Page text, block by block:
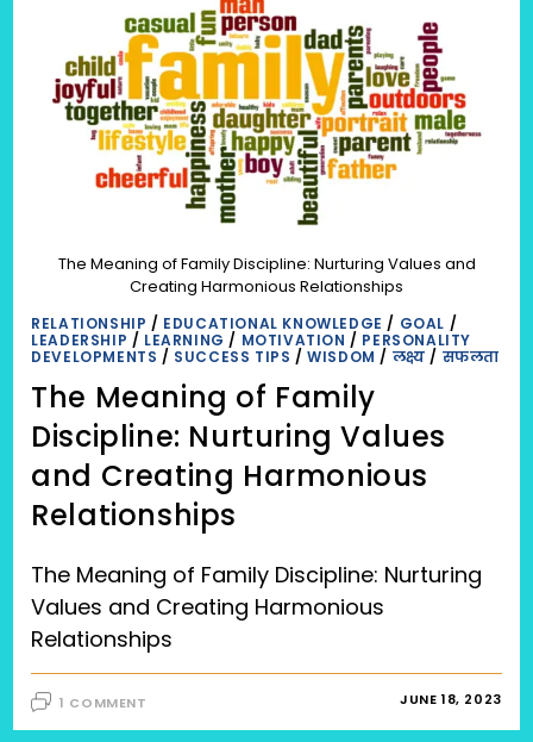
SOCIAL
COHESION
FAQS
The Meaning of Family Discipline: Nurturing Values and
Creating Harmonious Relationships
RELATIONSHIP / EDUCATIONAL KNOWLEDGE / GOAL /
LEADERSHIP / LEARNING / MOTIVATION / PERSONALITY
DEVELOPMENTS / SUCCESS TIPS /WISDOM / लक्ष्य / सफलता
The Meaning of Family
Discipline: Nurturing Values
and Creating Harmonious
Relationships
The Meaning of Family Discipline: Nurturing
Values and Creating Harmonious
Relationships
1 COMMENT JUNE 18, 2023